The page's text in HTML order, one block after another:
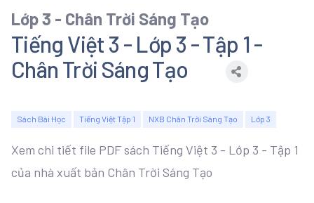
Lớp 3 - Chân Trời Sáng Tạo
Tiếng Việt 3 - Lớp 3 - Tập 1 -
Chân Trời Sáng Tạo
Sách Bài Học Tiếng Việt Tập 1 NXB Chân Trời Sáng Tạo Lớp 3
Xem chi tiết file PDF sách Tiếng Việt 3 - Lớp 3 - Tập 1
của nhà xuất bản Chân Trời Sáng Tạo